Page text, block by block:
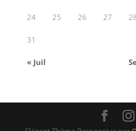
24 25 26 27
31
« Juil